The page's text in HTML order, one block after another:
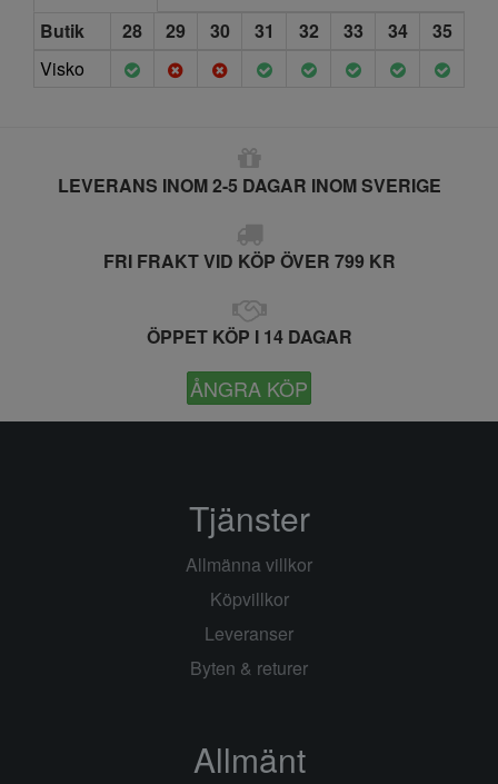
Butik
28 29 30 31 32 33 34
35
Visko
LEVERANS INOM 2-5 DAGAR INOM SVERIGE
FRI FRAKT VID KÖP ÖVER 799 KR
ÖPPET KÖP I 14 DAGAR
ÅNGRA KÖP
Tjänster
Allmänna villkor
Köpvillkor
Leveranser
Byten & returer
Allmänt